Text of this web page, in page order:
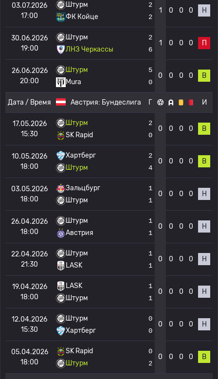
03.07.2026
17:00
Штурм
ФК Койце
2
2
1 0 0 0 Н
30.06.2026
19:00
Штурм
ЛНЗ Черкассы
2
6
1 0 0 0 П
26.06.2026
20:00
Штурм
Mura
5
0
0 0 0 0 В
Дата / Время Австрия: Бундеслига Г И
17.05.2026
15:30
Штурм
SK Rapid
2
0
0 0 0 0 В
10.05.2026
18:00
Хартберг
Штурм
2
4
0 0 0 0 В
03.05.2026
18:00
Зальцбург
Штурм
1
1
0 0 0 0 Н
26.04.2026
18:00
Штурм
Австрия
1
1
0 0 0 0 Н
22.04.2026
21:30
Штурм
LASK
1
1
0 0 0 0 Н
19.04.2026
18:00
LASK
Штурм
1
1
0 0 0 0 Н
12.04.2026
15:30
Штурм
Хартберг
0
0
0 0 0 0 Н
05.04.2026
18:00
SK Rapid
Штурм
0
2
0 0 0 0 В